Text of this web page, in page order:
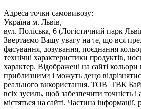
Адреса точки самовивозу:
Україна м. Львів,
вул. Поліська, 6 (Логістичний парк
Звертаємо Вашу увагу на те, що вся
фасування, дозування, поєднання
технічні характеристики продуктів,
характер. Відображені на сайті кольори
приблизними і можуть дещо
реального використання. ТОВ 'ТВК
всіх зусиль, щоб забезпечити точність
містяться на сайті. Частина